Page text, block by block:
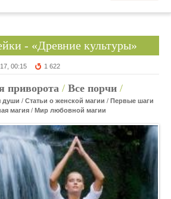
- «Древние культуры»
00:15 1 622
приворота / Все порчи /
души / Статьи о женской магии / Первые шаги
магия / Мир любовной магии